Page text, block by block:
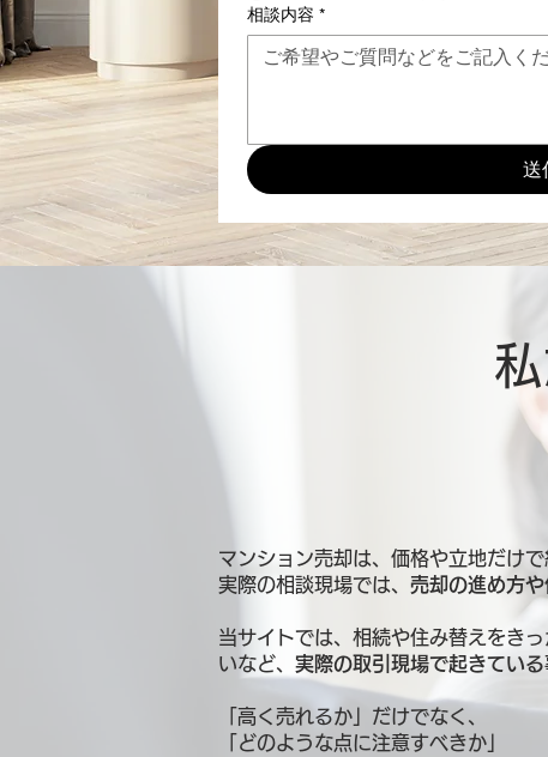
相談内容 *
送
マンション売却は、価格や立地だけ
実際の相談現場では、 売却の進め方
当サイトでは、相続や住み替えをき
いなど、 実際の取引現場で起きている
「高く売れるか」だけでなく、
「どのような点に注意すべきか」